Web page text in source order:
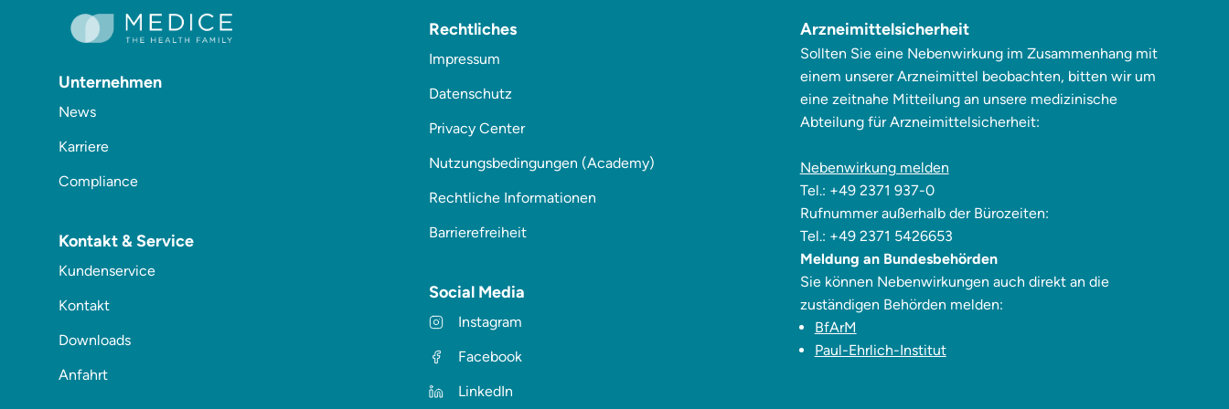
Unternehmen
News
Karriere
Compliance
Kontakt & Service
Kundenservice
Kontakt
Downloads
Anfahrt
Rechtliches
Impressum
Datenschutz
Privacy Center
Nutzungsbedingungen (Academy)
Rechtliche Informationen
Barrierefreiheit
Social Media
Instagram
Facebook
LinkedIn
Arzneimittelsicherheit
Sollten Sie eine Nebenwirkung im Zusammenhang mit
einem unserer Arzneimittel beobachten, bitten wir um
eine zeitnahe Mitteilung an unsere medizinische
Abteilung für Arzneimittelsicherheit:
Nebenwirkung melden
Tel.: +49 2371 937-0
Rufnummer außerhalb der Bürozeiten:
Tel.: +49 2371 5426653
Meldung an Bundesbehörden
Sie können Nebenwirkungen auch direkt an die
zuständigen Behörden melden:
BfArM
Paul-Ehrlich-Institut